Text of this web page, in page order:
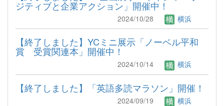
ジティブと企業アクション」開催中！
2024/10/28 横浜
【終了しました】YCミニ展示「ノーベル平和
賞 受賞関連本」開催中！
2024/10/14 横浜
【終了しました】「英語多読マラソン」開催！
2024/09/19 横浜